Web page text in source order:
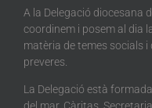
A la Delegació diocesana
coordinem i posem al dia
matèria de temes socials
preveres.
La Delegació està